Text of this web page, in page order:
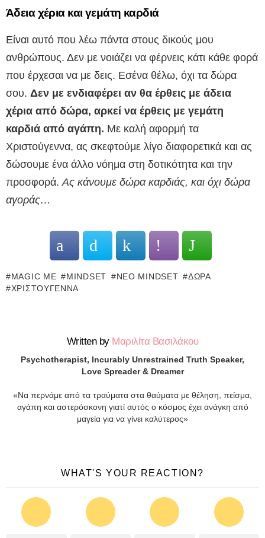
Άδεια χέρια και γεμάτη καρδιά
Είναι αυτό που λέω πάντα στους δικούς μου
ανθρώπους. Δεν με νοιάζει να φέρνεις κάτι κάθε φορά
που έρχεσαι να με δεις. Εσένα θέλω, όχι τα δώρα
σου. Δεν με ενδιαφέρει αν θα έρθεις με άδεια
χέρια από δώρα, αρκεί να έρθεις με γεμάτη
καρδιά από αγάπη. Με καλή αφορμή τα
Χριστούγεννα, ας σκεφτούμε λίγο διαφορετικά και ας
δώσουμε ένα άλλο νόημα στη δοτικότητα και την
προσφορά. Ας κάνουμε δώρα καρδιάς, και όχι δώρα
αγοράς…
MAGIC ME MINDSET ΝΈΟ MINDSET
ΔΏΡΑ
ΧΡΙΣΤΟΎΓΕΝΝΑ
Written by Μαριλίτα Βασιλάκου
Psychotherapist, Incurably Unrestrained Truth Speaker,
Love Spreader & Dreamer
«Να περνάμε από τα τραύματα στα θαύματα με θέληση, πείσμα,
αγάπη και αστερόσκονη γιατί αυτός ο κόσμος έχει ανάγκη από
μαγεία για να γίνει καλύτερος»
WHAT'S YOUR REACTION?